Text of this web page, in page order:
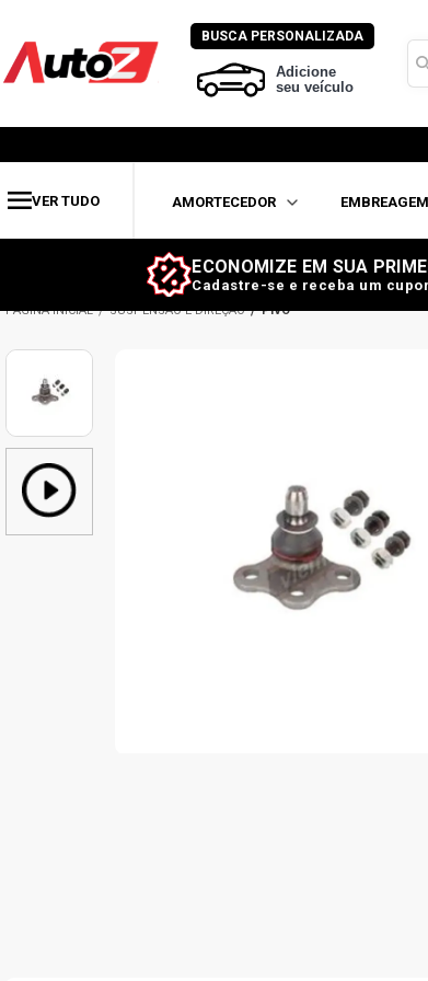
BUSCA PERSONALIZADA
Adicione
seu veículo
VER TUDO AMORTECEDOR EMBREAGEM
ECONOMIZE EM SUA
Cadastre-se e receba um
SUSPENSÃO E DIREÇÃO PIVÔ